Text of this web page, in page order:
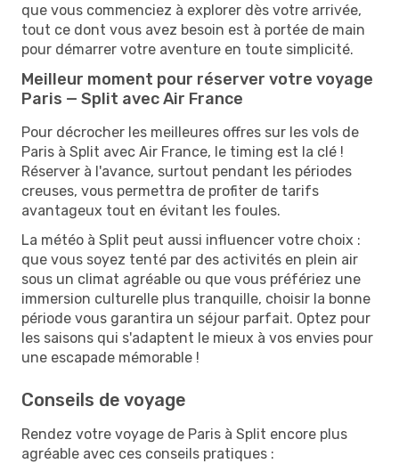
que vous commenciez à explorer dès votre arrivée,
tout ce dont vous avez besoin est à portée de main
pour démarrer votre aventure en toute simplicité.
Meilleur moment pour réserver votre voyage
Paris — Split avec Air France
Pour décrocher les meilleures offres sur les vols de
Paris à Split avec Air France, le timing est la clé !
Réserver à l'avance, surtout pendant les périodes
creuses, vous permettra de profiter de tarifs
avantageux tout en évitant les foules.
La météo à Split peut aussi influencer votre choix :
que vous soyez tenté par des activités en plein air
sous un climat agréable ou que vous préfériez une
immersion culturelle plus tranquille, choisir la bonne
période vous garantira un séjour parfait. Optez pour
les saisons qui s'adaptent le mieux à vos envies pour
une escapade mémorable !
Conseils de voyage
Rendez votre voyage de Paris à Split encore plus
agréable avec ces conseils pratiques :